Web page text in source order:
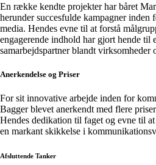
En række kendte projekter har båret
herunder succesfulde kampagner inden
media. Hendes evne til at forstå
engagerende indhold har gjort hende til
samarbejdspartner blandt virksomheder
Anerkendelse og Priser
For sit innovative arbejde inden for
Bagger blevet anerkendt med flere
Hendes dedikation til faget og evne til
en markant skikkelse i
Afsluttende Tanker